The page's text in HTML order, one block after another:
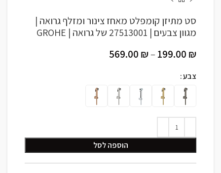
סט מתיזן קומפלט מאחז צינור ומזלף גרואה |
מגוון צבעים | 27513001 של גרואה | GROHE
199.00 ₪
–
569.00 ₪
צבע
הוספה לסל